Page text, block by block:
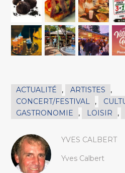
ACTUALITÉ , ARTISTES
,
CONCERT/FESTIVAL
,
GASTRONOMIE
, LOISIR ,
YVES CALBERT
Yves Calbert